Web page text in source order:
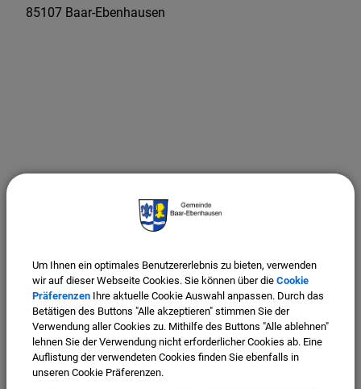
85107 Baar-Ebenhausen
Um Ihnen ein optimales Benutzererlebnis zu bieten, verwenden
wir auf dieser Webseite Cookies. Sie können über die Cookie
Präferenzen Ihre aktuelle Cookie Auswahl anpassen. Durch das
Betätigen des Buttons "Alle akzeptieren" stimmen Sie der
Verwendung aller Cookies zu. Mithilfe des Buttons "Alle ablehnen"
lehnen Sie der Verwendung nicht erforderlicher Cookies ab. Eine
Auflistung der verwendeten Cookies finden Sie ebenfalls in
unseren Cookie Präferenzen.